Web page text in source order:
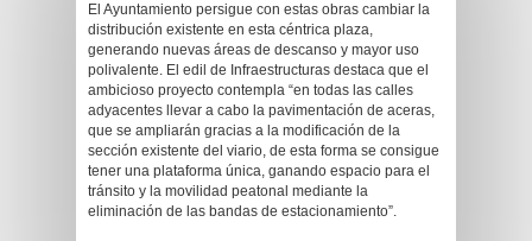
El Ayuntamiento persigue con estas obras cambiar la
distribución existente en esta céntrica plaza,
generando nuevas áreas de descanso y mayor uso
polivalente. El edil de Infraestructuras destaca que el
ambicioso proyecto contempla “en todas las calles
adyacentes llevar a cabo la pavimentación de aceras,
que se ampliarán gracias a la modificación de la
sección existente del viario, de esta forma se consigue
tener una plataforma única, ganando espacio para el
tránsito y la movilidad peatonal mediante la
eliminación de las bandas de estacionamiento”.